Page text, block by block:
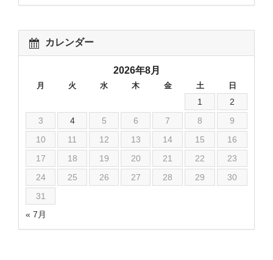
カレンダー
2026年8月
月 火 水 木 金 土 日
« 7月
1
2
3
4 5 6 7 8
9
10
11 12 13 14 15
16
17
18 19 20 21 22
23
24
25 26 27 28 29
30
31